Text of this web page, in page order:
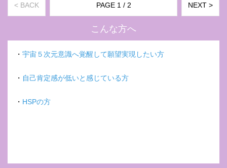
< BACK PAGE 1 / 2 NEXT >
こんな方へ
・ 宇宙５次元意識へ覚醒して願望実現したい方
・ 自己肯定感が低いと感じている方
・ HSPの方